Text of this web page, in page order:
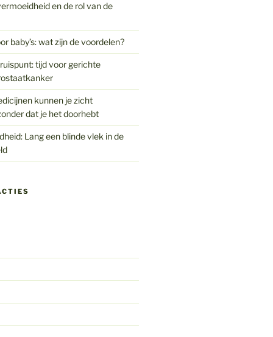
en de rol van de
baby’s: wat zijn de voordelen?
tijd voor gerichte
kunnen je zicht
dat je het doorhebt
Lang een blinde vlek in de